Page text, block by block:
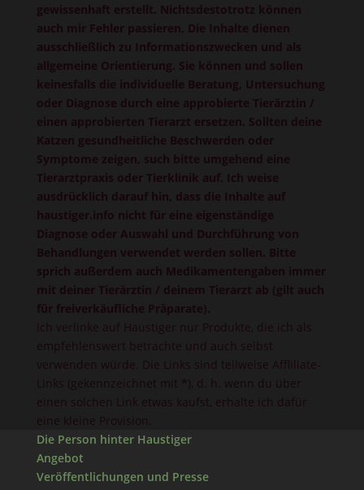
gewissenhaft erstellt. Nichtsdestotrotz können
auch mir Fehler passieren. Die Inhalte dienen
ausschließlich zu Informationszwecken und als
allgemeine Orientierung. Sie können und sollen
keinesfalls die individuelle Beratung, Untersuchung
oder Diagnose durch eine approbierte Tierärztin /
einen approbierten Tierarzt ersetzen. Sollten deine
Katzen gesundheitliche Beschwerden oder
Symptome zeigen, such bitte umgehend eine
Tierarztpraxis oder Tierklinik auf. Ich weise
ausdrücklich darauf hin, dass die Inhalte auf
haustiger.info nicht für eine eigenständige
Diagnose oder Auswahl und Durchführung von
Behandlungen verwendet werden sollen. Bitte
sprich außerdem auch Medikamentengaben immer
mit deiner Tierärztin / deinem Tierarzt ab (gilt auch
für freiverkäufliche Präparate).
Ich verlinke auf Haustiger nur Produkte, die ich als
empfehlenswert betrachte und auch selbst
verwenden würde. Die Links sind teilweise Affliliate-
Links (gekennzeichnet mit *), d. h. wenn du über
einen solchen Link etwas kaufst, erhalte ich dafür
eine kleine Provision.
Die Person hinter Haustiger
Angebot
Veröffentlichungen und Presse